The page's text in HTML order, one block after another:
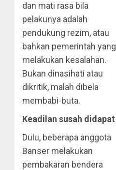
dan mati rasa bila
pelakunya adalah
pendukung rezim, atau
bahkan pemerintah yang
melakukan kesalahan.
Bukan dinasihati atau
dikritik, malah dibela
membabi-buta.
Keadilan susah didapat
Dulu, beberapa anggota
Banser melakukan
pembakaran bendera